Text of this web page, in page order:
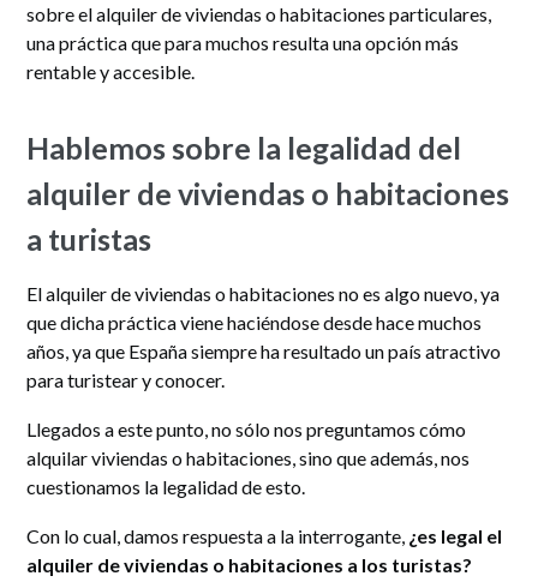
sobre el alquiler de viviendas o habitaciones particulares,
una práctica que para muchos resulta una opción más
rentable y accesible.
Hablemos sobre la legalidad del
alquiler de viviendas o habitaciones
a turistas
El alquiler de viviendas o habitaciones no es algo nuevo, ya
que dicha práctica viene haciéndose desde hace muchos
años, ya que España siempre ha resultado un país atractivo
para turistear y conocer.
Llegados a este punto, no sólo nos preguntamos cómo
alquilar viviendas o habitaciones, sino que además, nos
cuestionamos la legalidad de esto.
Con lo cual, damos respuesta a la interrogante, ¿es legal el
alquiler de viviendas o habitaciones a los turistas?